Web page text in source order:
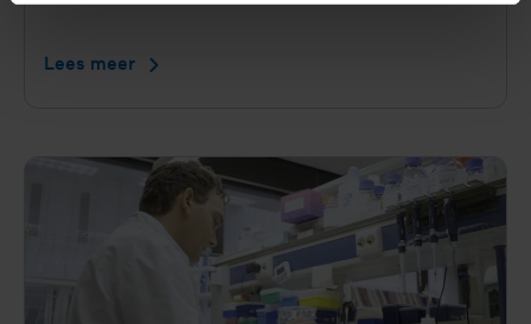
Lees meer Diabeteszorg
voor
jongvolwassenen
met
diabetes